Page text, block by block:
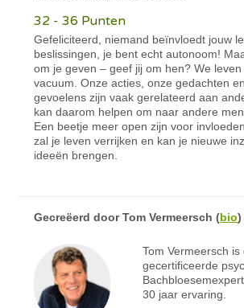
32 - 36 Punten
Gefeliciteerd, niemand beïnvloedt jouw
beslissingen, je bent echt autonoom!
om je geven – geef jij om hen? We
vacuum. Onze acties, onze gedachten
gevoelens zijn vaak gerelateerd aan
kan daarom helpen om naar andere
Een beetje meer open zijn voor
zal je leven verrijken en kan je nieuwe
ideeën brengen.
Gecreëerd doorTom Vermeersch (bio)
Tom Vermeersch is
gecertificeerde
30 jaar ervaring.